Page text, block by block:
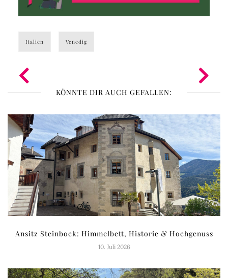
Italien Venedig
KÖNNTE DIR AUCH GEFALLEN:
Ansitz Steinbock: Himmelbett, Historie & Hochgenuss
10. Juli 2026